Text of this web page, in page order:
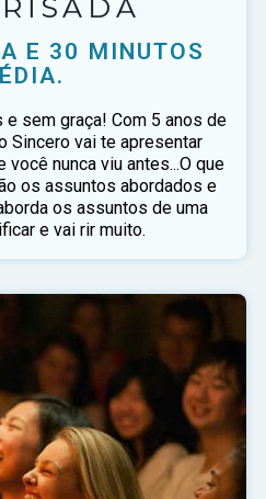
E 30 MINUTOS
sem graça! Com 5 anos de
Sincero vai te apresentar
nunca viu antes...O que
os assuntos abordados e
os assuntos de uma
e vai rir muito.